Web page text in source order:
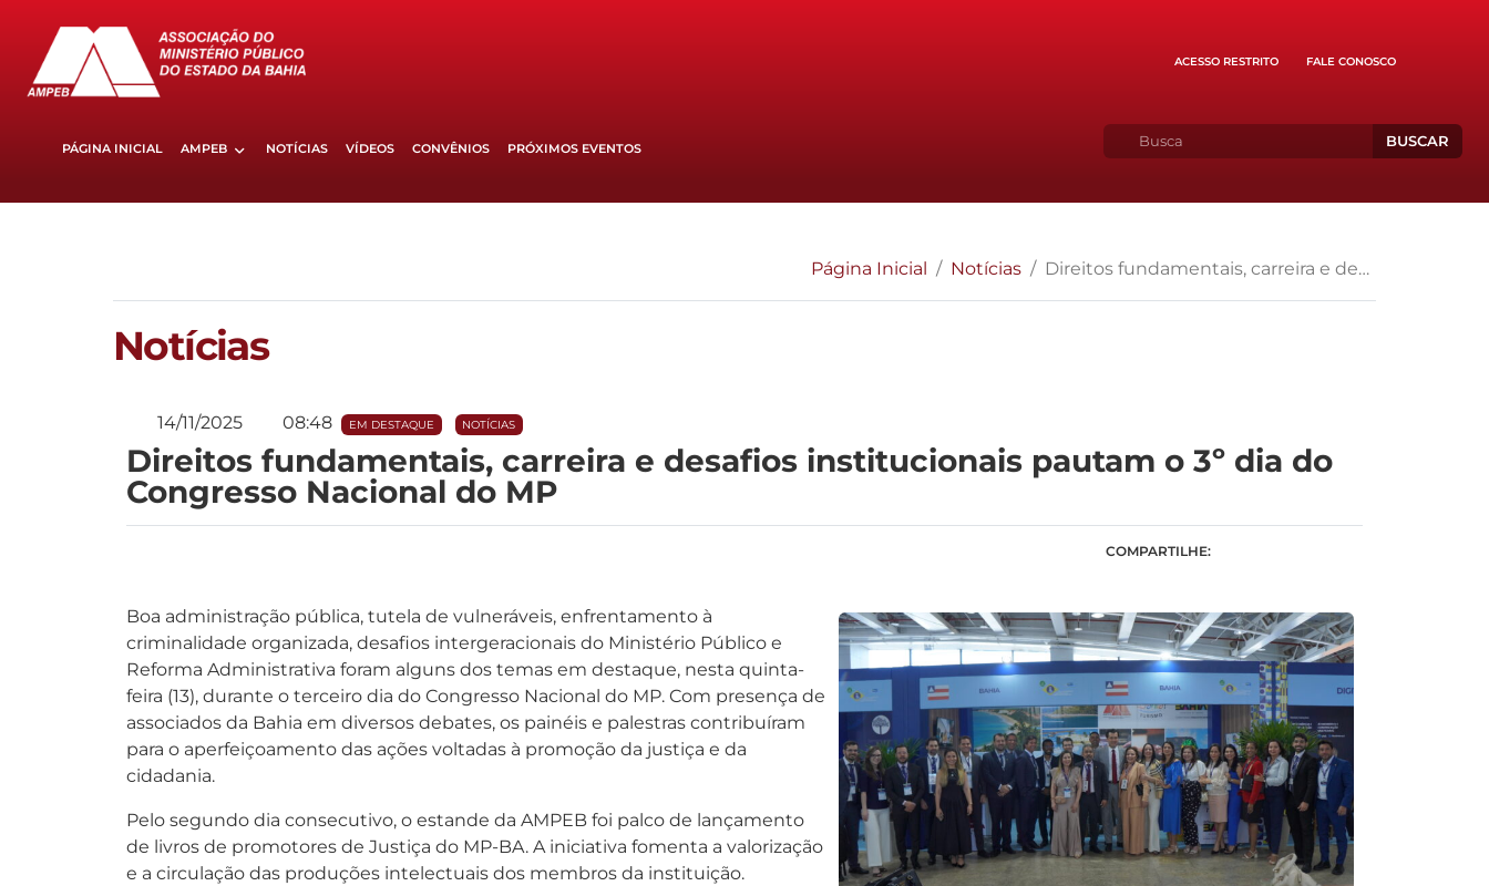
ACESSO RESTRITO FALE CONOSCO
PÁGINA INICIAL AMPEB NOTÍCIAS VÍDEOS CONVÊNIOS PRÓXIMOS EVENTOS BUSCAR
Página Inicial Notícias Direitos fundamentais, carreira e desafios institucionais pautam o 3º dia do Congresso Nacional do MP
Notícias
14/11/2025 08:48 EM DESTAQUE NOTÍCIAS
Direitos fundamentais, carreira e desafios institucionais pautam o 3º dia do
Congresso Nacional do MP
COMPARTILHE:
Boa administração pública, tutela de vulneráveis, enfrentamento à
criminalidade organizada, desafios intergeracionais do Ministério Público e
Reforma Administrativa foram alguns dos temas em destaque, nesta quinta-
feira (13), durante o terceiro dia do Congresso Nacional do MP. Com presença de
associados da Bahia em diversos debates, os painéis e palestras contribuíram
para o aperfeiçoamento das ações voltadas à promoção da justiça e da
cidadania.
Pelo segundo dia consecutivo, o estande da AMPEB foi palco de lançamento
de livros de promotores de Justiça do MP-BA. A iniciativa fomenta a valorização
e a circulação das produções intelectuais dos membros da instituição.